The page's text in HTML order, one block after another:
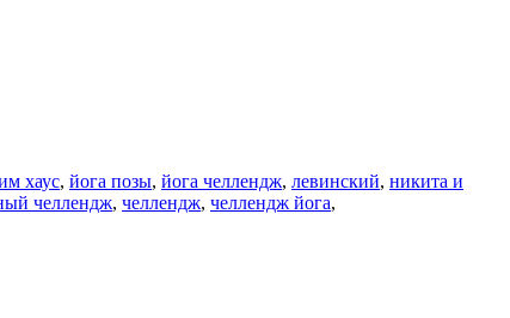
хаус, йога позы, йога челлендж, левинский, никита и
челлендж, челлендж, челлендж йога,